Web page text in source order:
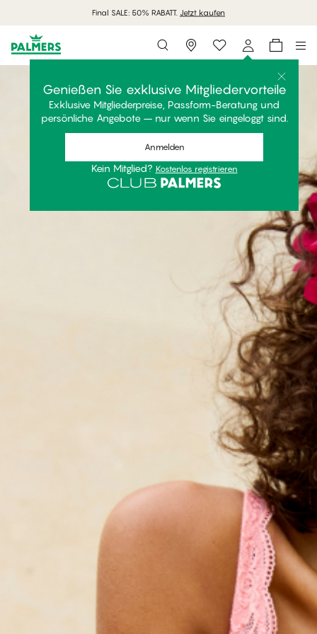
Final SALE: 50% RABATT. Jetzt kaufen
Storefinder
Genießen Sie exklusive Mitgliedervorteile
Exklusive Mitgliederpreise, Passform-Beratung und
persönliche Angebote – nur wenn Sie eingeloggt sind.
Anmelden
Kein Mitglied? Kostenlos registrieren